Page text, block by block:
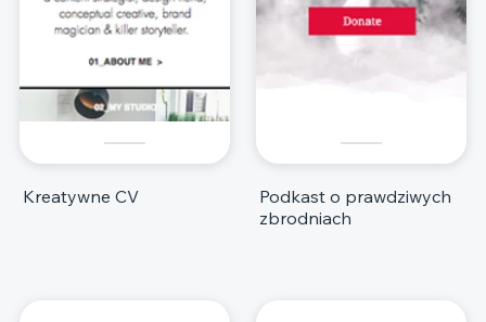
Kreatywne CV
Podkast o prawdziwych
zbrodniach